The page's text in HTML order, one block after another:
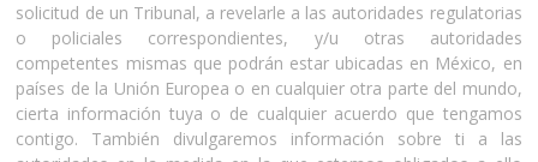
solicitud de un Tribunal, a revelarle a las autoridades regulatorias
o policiales correspondientes, y/u otras autoridades
competentes mismas que podrán estar ubicadas en México, en
países de la Unión Europea o en cualquier otra parte del mundo,
cierta información tuya o de cualquier acuerdo que tengamos
contigo. También divulgaremos información sobre ti a las